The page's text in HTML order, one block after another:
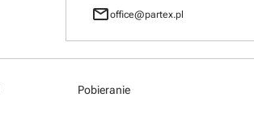
mailoffice@partex.pl
Pobieranie